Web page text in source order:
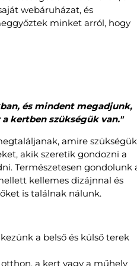
webáruházat, és
minket arról, hogy
és mindent megadjunk,
kertben szükségük van."
amire szükségük
akik szeretik gondozni a
Természetesen gondolunk
kellemes dizájnnal és
is találnak nálunk.
a belső és külső terek
a kert vagy a műhely